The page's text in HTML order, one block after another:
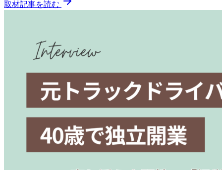
取材記事を読む